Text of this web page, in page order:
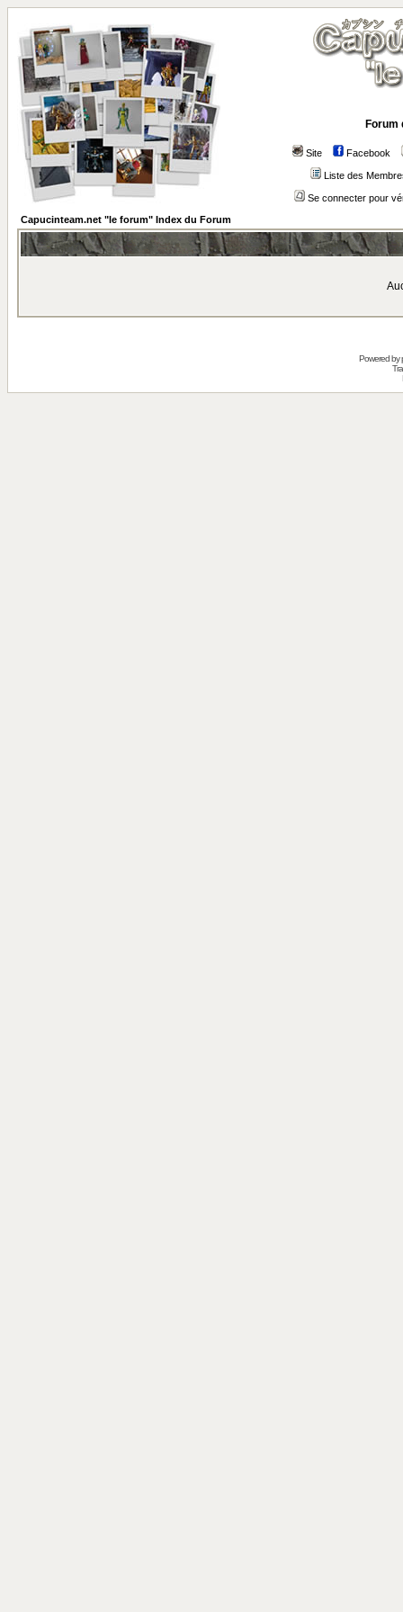
Forum
Site Facebook
Liste des
Se connecter pour
Capucinteam.net "le forum" Index du Forum
Powered by